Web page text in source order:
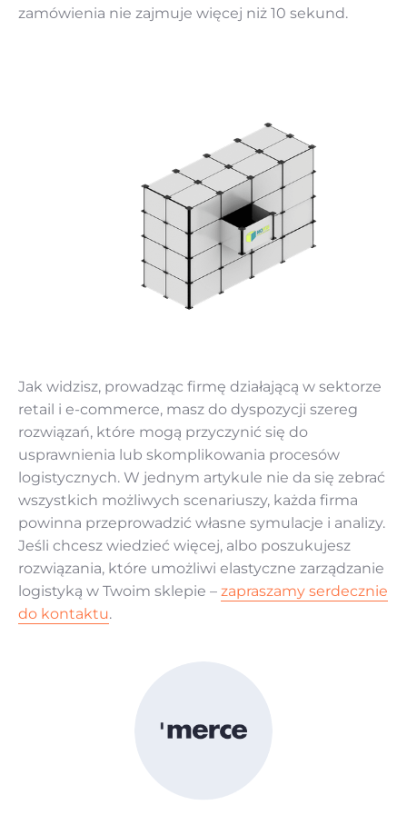
zamówienia nie zajmuje więcej niż 10 sekund.
‌‌Jak widzisz, prowadząc firmę działającą w sektorze
retail i e-commerce, masz do dyspozycji szereg
rozwiązań, które mogą przyczynić się do
usprawnienia lub skomplikowania procesów
logistycznych. W jednym artykule nie da się zebrać
wszystkich możliwych scenariuszy, każda firma
powinna przeprowadzić własne symulacje i analizy.
Jeśli chcesz wiedzieć więcej, albo poszukujesz
rozwiązania, które umożliwi elastyczne zarządzanie
logistyką w Twoim sklepie – zapraszamy serdecznie
do kontaktu.